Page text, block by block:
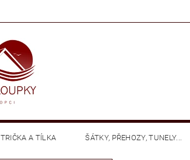
TRIČKA A TÍLKA ŠÁTKY, PŘEHOZY, TUNELY...